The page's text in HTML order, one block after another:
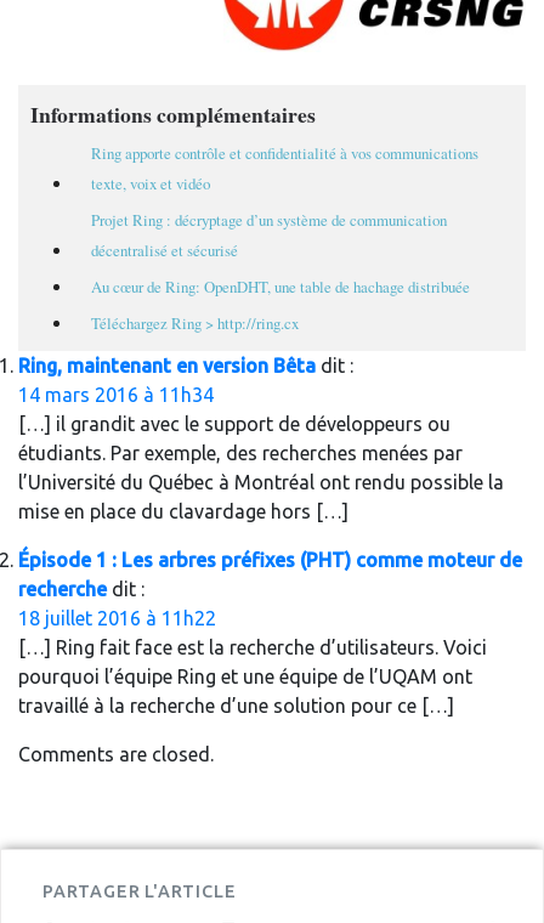
Informations complémentaires
Ring apporte contrôle et confidentialité à vos communications
texte, voix et vidéo
Projet Ring : décryptage d’un système de communication
décentralisé et sécurisé
Au cœur de Ring: OpenDHT, une table de hachage distribuée
Téléchargez Ring > http://ring.cx
Ring, maintenant en version Bêta dit :
14 mars 2016 à 11h34
[…] il grandit avec le support de développeurs ou
étudiants. Par exemple, des recherches menées par
l’Université du Québec à Montréal ont rendu possible la
mise en place du clavardage hors […]
Épisode 1 : Les arbres préfixes (PHT) comme moteur de
recherche dit :
18 juillet 2016 à 11h22
[…] Ring fait face est la recherche d’utilisateurs. Voici
pourquoi l’équipe Ring et une équipe de l’UQAM ont
travaillé à la recherche d’une solution pour ce […]
Comments are closed.
PARTAGER L'ARTICLE